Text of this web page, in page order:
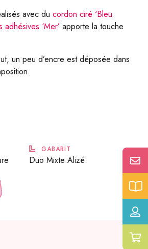
avec du cordon ciré ‘Bleu
adhésives ‘Mer’ apporte la touche
un peu d’encre est déposée dans
GABARIT
Duo Mixte Alizé